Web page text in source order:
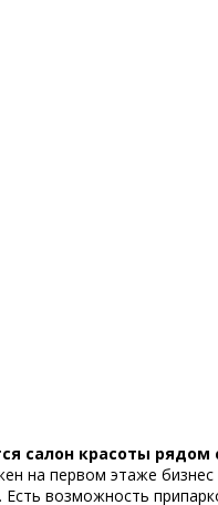
салон красоты
на первом этаже
Есть возможность